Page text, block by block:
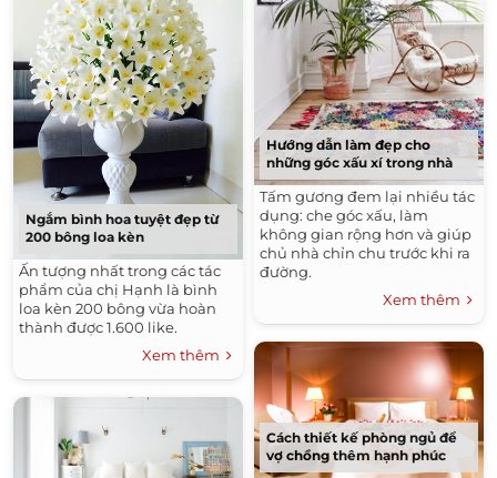
Ngắm bình hoa tuyệt đẹp từ
200 bông loa kèn
Ấn tượng nhất trong các tác
phẩm của chị Hạnh là bình
loa kèn 200 bông vừa hoàn
thành được 1.600 like.
Xem thêm
Hướng dẫn làm đẹp cho
những góc xấu xí trong nhà
Tấm gương đem lại nhiều tác
dụng: che góc xấu, làm
không gian rộng hơn và giúp
chủ nhà chỉn chu trước khi ra
đường.
Xem thêm
Cách thiết kế phòng ngủ để
vợ chồng thêm hạnh phúc